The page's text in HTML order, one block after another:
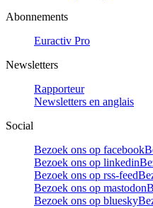
Abonnements
Euractiv Pro
Newsletters
Rapporteur
Newsletters en anglais
Social
Bezoek ons op facebook
Bezoek ons op linkedin
Bezoek ons op rss-feed
Bezoek ons op mastodon
Bezoek ons op bluesky